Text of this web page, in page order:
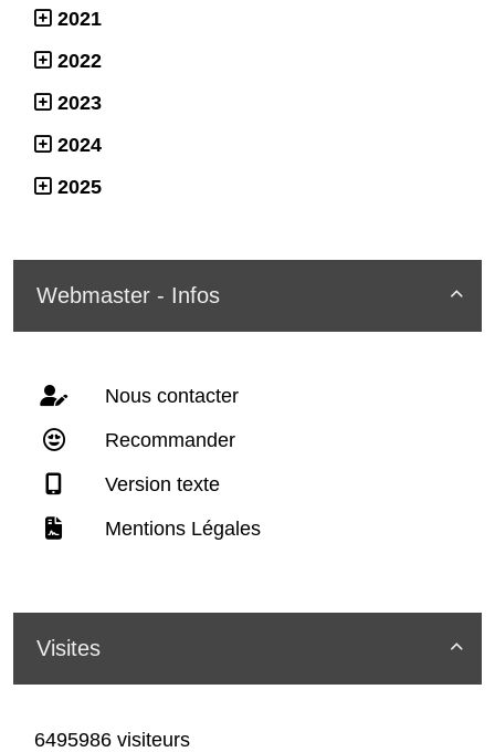
2021
2022
2023
2024
2025

Webmaster - Infos
Nous contacter
Recommander
Version texte
Mentions Légales

Visites
6495986 visiteurs